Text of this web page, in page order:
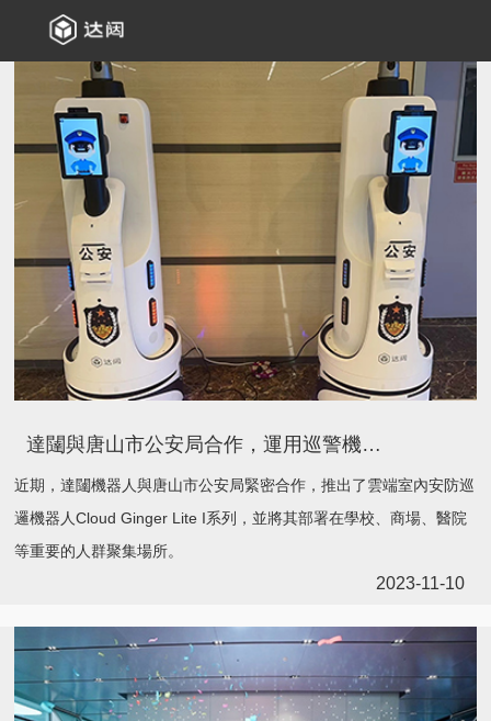
達闥與唐山市公安局合作，運用巡警機器人提升城市安全保障水平
近期，達闥機器人與唐山市公安局緊密合作，推出了雲端室內安防巡
邏機器人Cloud Ginger Lite I系列，並將其部署在學校、商場、醫院
等重要的人群聚集場所。
2023-11-10